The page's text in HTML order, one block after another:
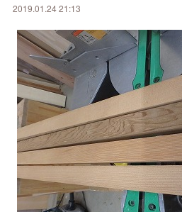
2019.01.24 21:13